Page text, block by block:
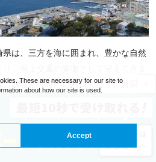
は、三方を海に囲まれ、豊かな自然
西欧との唯一の窓口として、貿易が
ん。1945年8月9日には、長崎市に
These are necessary for our site to
about how our site is used.
Accept